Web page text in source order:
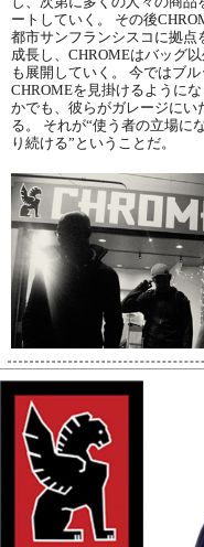
ートしていく。 その後
都市サンフランシスコに拠点
成長し、CHROMEはバッグ
も展開していく。 今ではブ
CHROMEを見掛けるように
かでも、彼らがガレージにい
る。 それが“使う者の立場に
り続ける”ということだ。